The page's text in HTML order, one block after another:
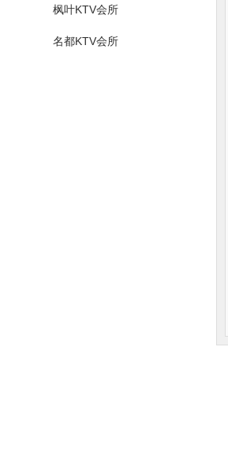
枫叶KTV会所
名都KTV会所